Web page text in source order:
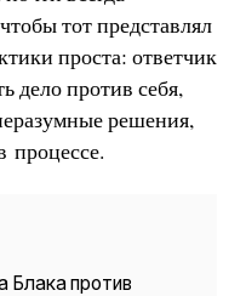
тот представлял
проста: ответчик
дело против себя,
решения,
процессе.
Блака против